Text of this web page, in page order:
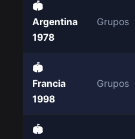
🏟️
Argentina
1978
Grupos
🏟️
Francia
1998
Grupos
🏟️